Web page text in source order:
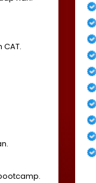
CAT.